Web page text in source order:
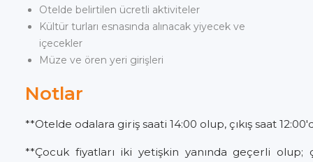
Otelde belirtilen ücretli aktiviteler
Kültür turları esnasında alınacak yiyecek ve
içecekler
Müze ve ören yeri girişleri
Notlar
**Otelde odalara giriş saati 14:00 olup, çıkış saat
**Çocuk fiyatları iki yetişkin yanında geçerli olup;